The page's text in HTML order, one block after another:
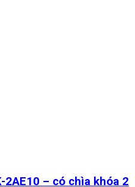
2AE10 – có chìa khóa 2